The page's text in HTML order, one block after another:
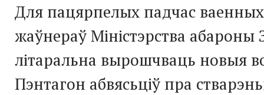
Для пацярпелых падчас
жаўнераў Міністэрства абароны
літаральна вырошчваць новыя
Пэнтагон абвясьціў пра